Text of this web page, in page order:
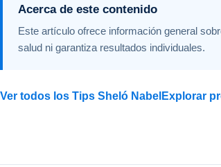
Acerca de este contenido
Este artículo ofrece información general
salud ni garantiza resultados individuales.
Ver todos los Tips Sheló Nabel Explorar